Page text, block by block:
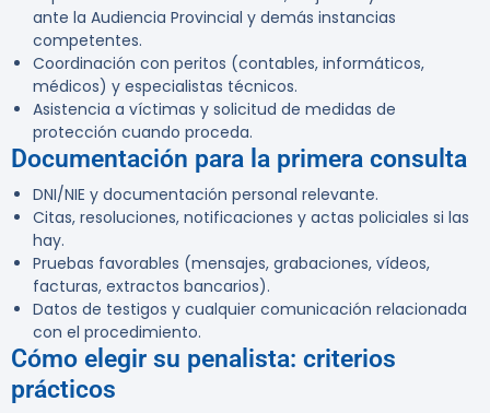
ante la Audiencia Provincial y demás instancias
competentes.
Coordinación con peritos (contables, informáticos,
médicos) y especialistas técnicos.
Asistencia a víctimas y solicitud de medidas de
protección cuando proceda.
Documentación para la primera consulta
DNI/NIE y documentación personal relevante.
Citas, resoluciones, notificaciones y actas policiales si las
hay.
Pruebas favorables (mensajes, grabaciones, vídeos,
facturas, extractos bancarios).
Datos de testigos y cualquier comunicación relacionada
con el procedimiento.
Cómo elegir su penalista: criterios
prácticos